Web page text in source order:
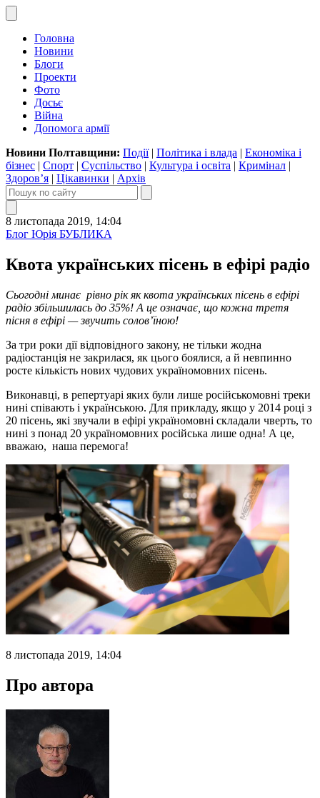
Головна
Новини
Блоги
Проекти
Фото
Досьє
Війна
Допомога армії
Новини Полтавщини: Події| Політика і влада | Економіка і
бізнес | Спорт | Суспільство | Культура і освіта | Кримінал |
Здоров’я | Цікавинки | Архів
8 листопада 2019, 14:04
Блог Юрія БУБЛИКА
Квота українських пісень в ефірі радіо
Сьогодні минає рівно рік якквота українських пісень в ефірі
радіо збільшилась до 35%! А це означає, що кожна третя
пісня в ефірі — звучить солов’їною!
За три роки дії відповідного закону, не тільки жодна
радіостанція не закрилася, як цього боялися, а й невпинно
росте кількість нових чудових україномовних пісень.
Виконавці, в репертуарі яких були лише російськомовні треки
нині співають і українською. Для прикладу, якщо у 2014 році з
20 пісень, які звучали в ефірі україномовні складали чверть, то
нині з понад 20 україномовних російська лише одна! А це,
вважаю, наша перемога!
8 листопада 2019, 14:04
Про автора